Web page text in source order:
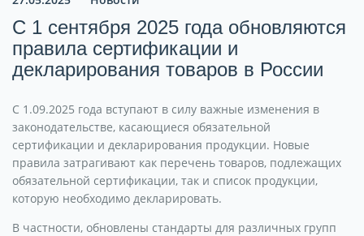
С 1 сентября 2025 года обновляются
правила сертификации и
декларирования товаров в России
С 1.09.2025 года вступают в силу важные изменения в
законодательстве, касающиеся обязательной
сертификации и декларирования продукции. Новые
правила затрагивают как перечень товаров, подлежащих
обязательной сертификации, так и список продукции,
которую необходимо декларировать.
В частности, обновлены стандарты для различных групп